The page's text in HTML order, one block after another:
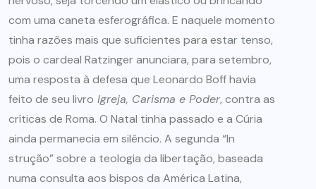
com uma caneta esferográfica. E naquele momento
tinha razões mais que suficientes para estar tenso,
pois o cardeal Ratzinger anunciara, para setembro,
uma resposta à defesa que Leonardo Boff havia
feito de seu livro Igreja, Carisma e Poder, contra as
críticas de Roma. O Natal tinha passado e a Cúria
ainda permanecia em silêncio. A segunda “In
strução” sobre a teologia da libertação, baseada
numa consulta aos bispos da América Latina,